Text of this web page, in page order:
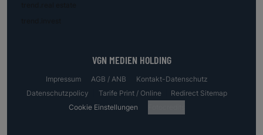
VGN MEDIEN HOLDING
Impressum AGB / ANB
Kontakt-Datenschutz
Datenschutzpolicy
Tarife Print / Online
Redirect Sitemap
Cookie Einstellungen